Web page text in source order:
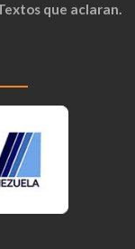
que aclaran.